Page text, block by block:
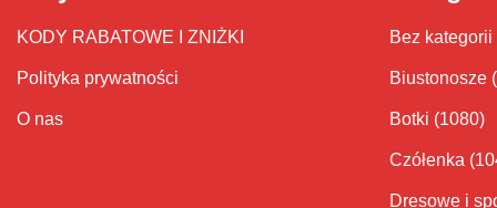
KODY RABATOWE I ZNIŻKI
Polityka prywatności
O nas
Bez kategorii
Biustonosze
Botki (1080)
Czółenka
Dresowe i